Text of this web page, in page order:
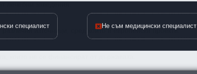
лечебни заведения.
източници, сред които и европейски проекти.
които не се финансират от държавата.
специалист Не съм медицински специалист